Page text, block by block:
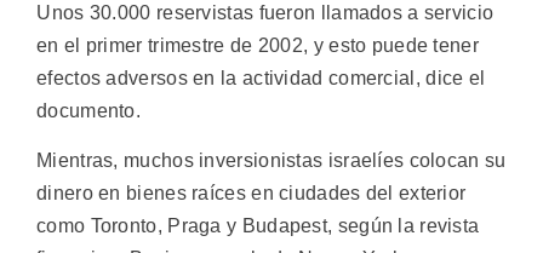
Unos 30.000 reservistas fueron llamados a servicio
en el primer trimestre de 2002, y esto puede tener
efectos adversos en la actividad comercial, dice el
documento.
Mientras, muchos inversionistas israelíes colocan su
dinero en bienes raíces en ciudades del exterior
como Toronto, Praga y Budapest, según la revista